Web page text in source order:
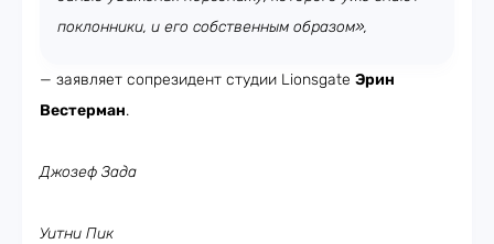
поклонники, и его собственным образом»,
— заявляет сопрезидент студии Lionsgate Эрин
Вестерман.
Джозеф Зада
Уитни Пик